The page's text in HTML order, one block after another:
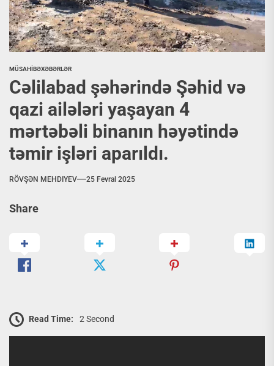
MÜSAHİBƏXƏBƏRLƏR
Cəlilabad şəhərində Şəhid və
qazi ailələri yaşayan 4
mərtəbəli binanın həyətində
təmir işləri aparıldı.
RÖVŞƏN MEHDIYEV 25 Fevral 2025
Share
Read Time: 2 Second